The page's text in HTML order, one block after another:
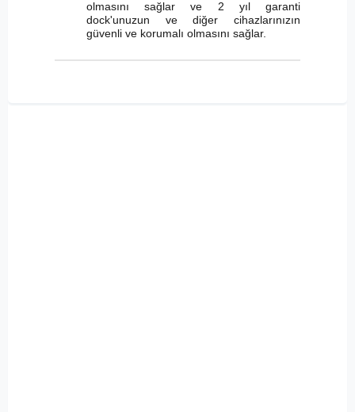
olmasını sağlar ve 2 yıl garanti
dock'unuzun ve diğer cihazlarınızın
güvenli ve korumalı olmasını sağlar.